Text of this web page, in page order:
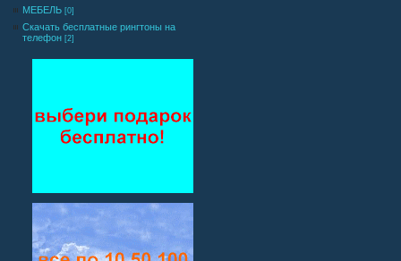
МЕБЕЛЬ [0]
Cкачать бесплатные рингтоны на
телефон [2]